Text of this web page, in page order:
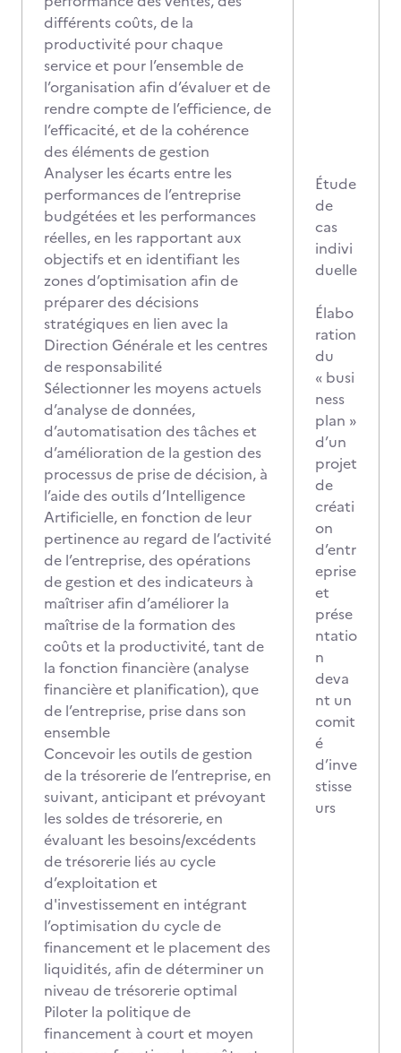
différents coûts, de la
productivité pour chaque
service et pour l’ensemble de
l’organisation afin d’évaluer et de
rendre compte de l’efficience, de
l’efficacité, et de la cohérence
des éléments de gestion
Analyser les écarts entre les
performances de l’entreprise
budgétées et les performances
réelles, en les rapportant aux
objectifs et en identifiant les
zones d’optimisation afin de
préparer des décisions
stratégiques en lien avec la
Direction Générale et les centres
de responsabilité
Sélectionner les moyens actuels
d’analyse de données,
d’automatisation des tâches et
d’amélioration de la gestion des
processus de prise de décision, à
l’aide des outils d’Intelligence
Artificielle, en fonction de leur
pertinence au regard de l’activité
de l’entreprise, des opérations
de gestion et des indicateurs à
maîtriser afin d’améliorer la
maîtrise de la formation des
coûts et la productivité, tant de
la fonction financière (analyse
financière et planification), que
de l’entreprise, prise dans son
ensemble
Concevoir les outils de gestion
de la trésorerie de l’entreprise, en
suivant, anticipant et prévoyant
les soldes de trésorerie, en
évaluant les besoins/excédents
de trésorerie liés au cycle
d’exploitation et
d'investissement en intégrant
l’optimisation du cycle de
financement et le placement des
liquidités, afin de déterminer un
niveau de trésorerie optimal
Piloter la politique de
financement à court et moyen
Étude
de
cas
indivi
duelle
Élabo
ration
du
« busi
ness
plan »
d’un
projet
de
créati
on
d’entr
eprise
et
prése
ntatio
n
deva
nt un
comit
é
d’inve
stisse
urs